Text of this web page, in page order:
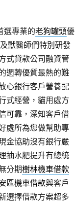
選專業的老狗罐頭優
及獸醫師們特別研發
式貸款公司融資管
週轉優質最熱的難
心銀行客戶營養配
式經營，貓用處方
可靠，深知客戶借
處所為您做幫助專
金協助沒有銀行嚴
抽水肥提升有總統
分期樹林機車借款
區機車借款與客戶
選擇借款方案超多